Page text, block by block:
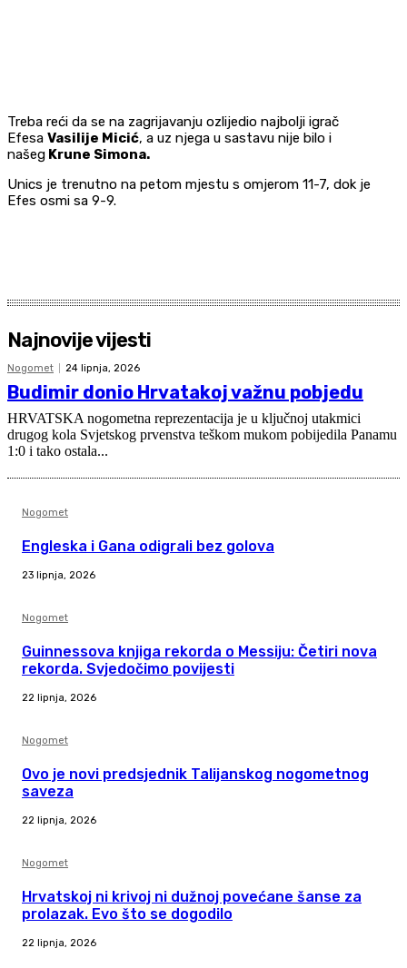
Treba reći da se na zagrijavanju ozlijedio najbolji igrač
Efesa Vasilije Micić, a uz njega u sastavu nije bilo i
našeg Krune Simona.
Unics je trenutno na petom mjestu s omjerom 11-7, dok je
Efes osmi sa 9-9.
Najnovije vijesti
Nogomet 24 lipnja, 2026
Budimir donio Hrvatakoj važnu pobjedu
HRVATSKA nogometna reprezentacija je u ključnoj utakmici
drugog kola Svjetskog prvenstva teškom mukom pobijedila Panamu
1:0 i tako ostala...
Nogomet
Engleska i Gana odigrali bez golova
23 lipnja, 2026
Nogomet
Guinnessova knjiga rekorda o Messiju: Četiri nova
rekorda. Svjedočimo povijesti
22 lipnja, 2026
Nogomet
Ovo je novi predsjednik Talijanskog nogometnog
saveza
22 lipnja, 2026
Nogomet
Hrvatskoj ni krivoj ni dužnoj povećane šanse za
prolazak. Evo što se dogodilo
22 lipnja, 2026